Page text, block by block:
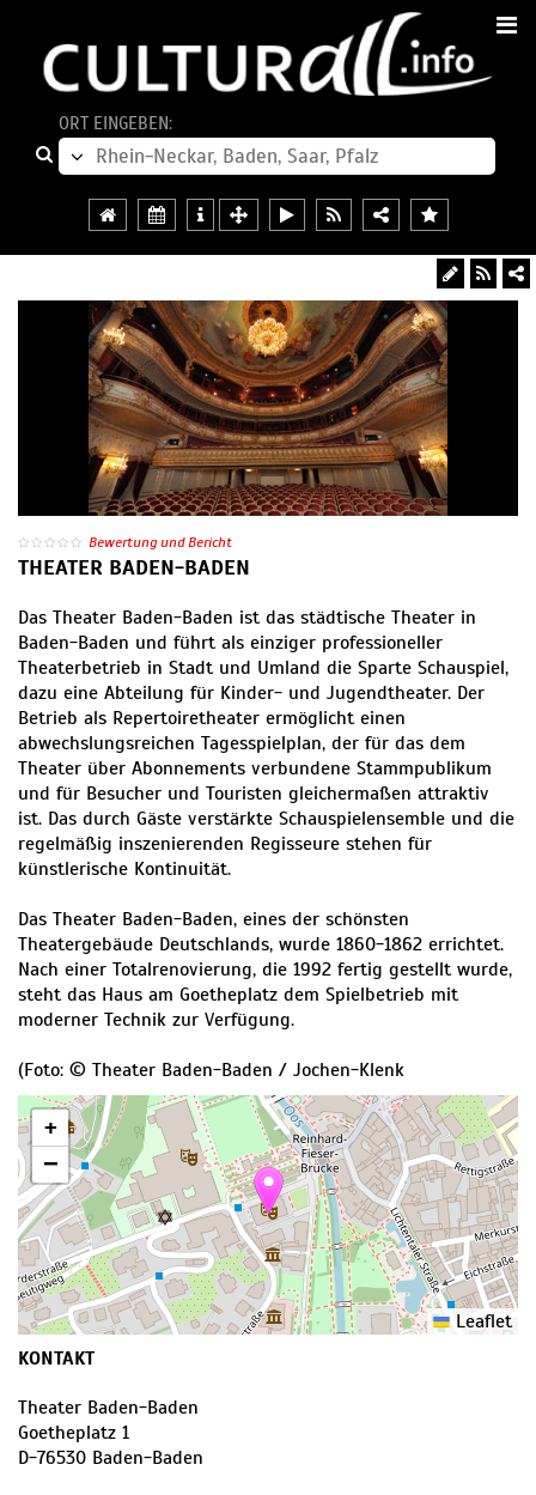
ORT EINGEBEN:
Bewertung und Bericht
THEATER BADEN-BADEN
Das Theater Baden-Baden ist das städtische Theater in
Baden-Baden und führt als einziger professioneller
Theaterbetrieb in Stadt und Umland die Sparte Schauspiel,
dazu eine Abteilung für Kinder- und Jugendtheater. Der
Betrieb als Repertoiretheater ermöglicht einen
abwechslungsreichen Tagesspielplan, der für das dem
Theater über Abonnements verbundene Stammpublikum
und für Besucher und Touristen gleichermaßen attraktiv
ist. Das durch Gäste verstärkte Schauspielensemble und die
regelmäßig inszenierenden Regisseure stehen für
künstlerische Kontinuität.
Das Theater Baden-Baden, eines der schönsten
Theatergebäude Deutschlands, wurde 1860-1862 errichtet.
Nach einer Totalrenovierung, die 1992 fertig gestellt wurde,
steht das Haus am Goetheplatz dem Spielbetrieb mit
moderner Technik zur Verfügung.
(Foto: © Theater Baden-Baden / Jochen-Klenk
+
−
Leaflet
KONTAKT
Theater Baden-Baden
Goetheplatz 1
D-76530 Baden-Baden